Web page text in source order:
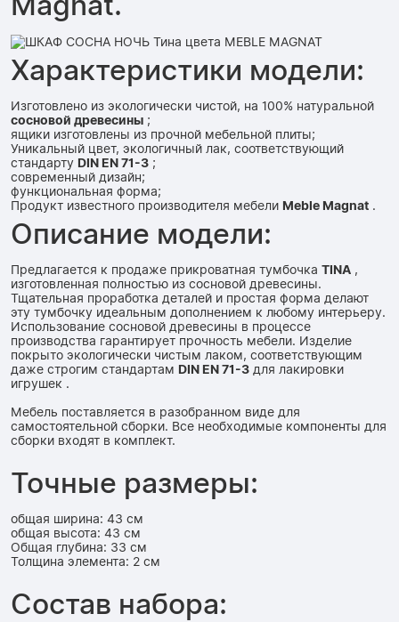
Характеристики модели:
Изготовлено из экологически чистой, на 100% натуральной
сосновой древесины ;
ящики изготовлены из прочной мебельной плиты;
Уникальный цвет, экологичный лак, соответствующий
стандарту DIN EN 71-3 ;
современный дизайн;
функциональная форма;
Продукт известного производителя мебели Meble Magnat .
Описание модели:
Предлагается к продаже прикроватная тумбочка TINA ,
изготовленная полностью из сосновой древесины.
Тщательная проработка деталей и простая форма делают
эту тумбочку идеальным дополнением к любому интерьеру.
Использование сосновой древесины в процессе
производства гарантирует прочность мебели. Изделие
покрыто экологически чистым лаком, соответствующим
даже строгим стандартам DIN EN 71-3 для лакировки
игрушек .
Мебель поставляется в разобранном виде для
самостоятельной сборки. Все необходимые компоненты для
сборки входят в комплект.
Точные размеры:
общая ширина: 43 см
общая высота: 43 см
Общая глубина: 33 см
Толщина элемента: 2 см
Состав набора: